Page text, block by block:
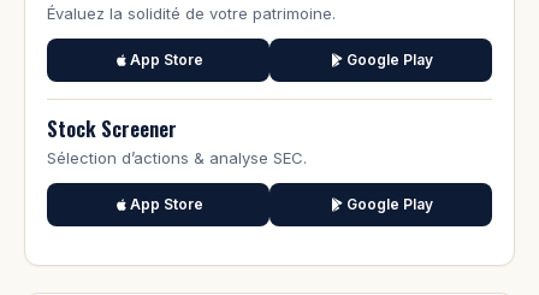
Évaluez la solidité de votre patrimoine.
App Store Google Play
Stock Screener
Sélection d’actions & analyse SEC.
App Store Google Play